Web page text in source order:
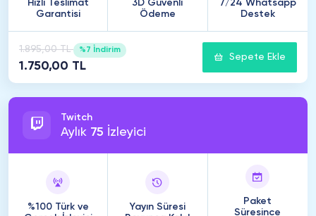
Hızlı Teslimat
Garantisi
3D Güvenli
Ödeme
7/24 Whatsapp
Destek
1.895,00 TL %7 İndirim
1.750,00 TL
Sepete Ekle
Twitch
Aylık 75 İzleyici
%100 Türk ve
Yayın Süresi
Paket
Süresince